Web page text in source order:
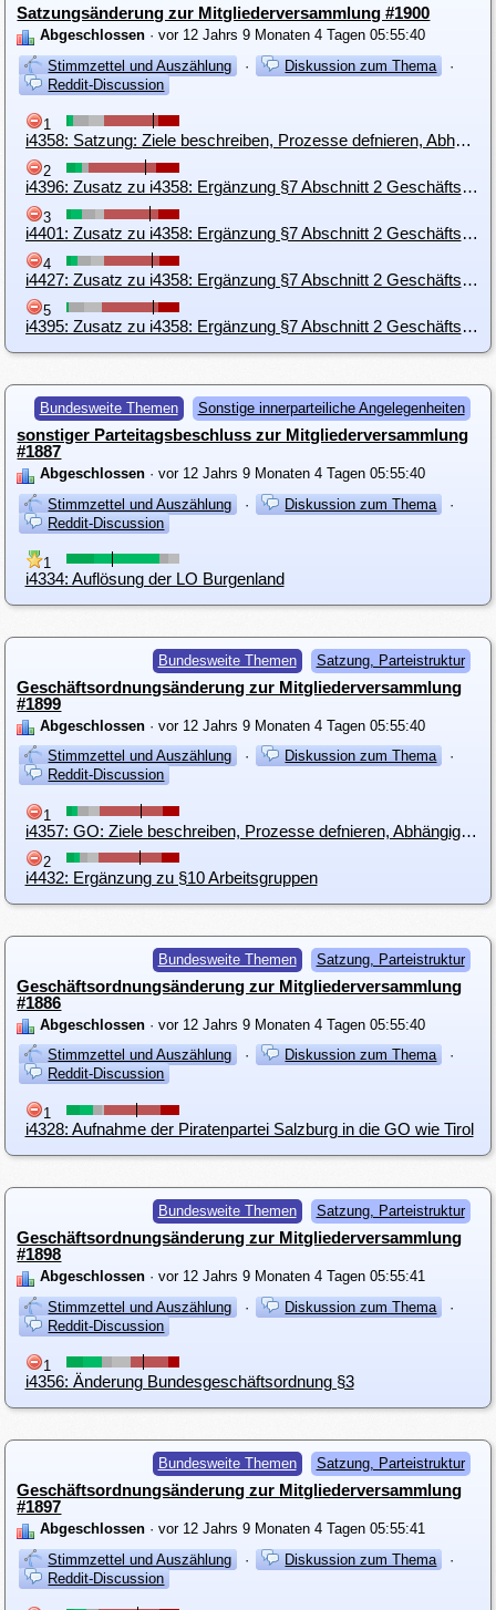
Satzungsänderung zur Mitgliederversammlung #1900
Abgeschlossen · vor 12 Jahrs 9 Monaten 4 Tagen 05:55:40
Stimmzettel und Auszählung
· Diskussion zum Thema
·
Reddit-Discussion
1
i4358: Satzung: Ziele beschreiben, Prozesse defnieren, Abhängigkeiten festlegen , danach Werkzeuge einsetzen
2
i4396: Zusatz zu i4358: Ergänzung §7 Abschnitt 2 Geschäftsordnungen
3
i4401: Zusatz zu i4358: Ergänzung §7 Abschnitt 2 Geschäftsordnungen (Zusammenfassung i4395 u. i4396)
4
i4427: Zusatz zu i4358: Ergänzung §7 Abschnitt 2 Geschäftsordnungen (LDO nur BGV, BGV nur BGV und LDO)
5
i4395: Zusatz zu i4358: Ergänzung §7 Abschnitt 2 Geschäftsordnungen
Bundesweite Themen Sonstige innerparteiliche Angelegenheiten
sonstiger Parteitagsbeschluss zur Mitgliederversammlung
#1887
Abgeschlossen · vor 12 Jahrs 9 Monaten 4 Tagen 05:55:40
Stimmzettel und Auszählung
· Diskussion zum Thema
·
Reddit-Discussion
1
i4334: Auflösung der LO Burgenland
Bundesweite Themen Satzung, Parteistruktur
Geschäftsordnungsänderung zur Mitgliederversammlung
#1899
Abgeschlossen · vor 12 Jahrs 9 Monaten 4 Tagen 05:55:40
Stimmzettel und Auszählung
· Diskussion zum Thema
·
Reddit-Discussion
1
i4357: GO: Ziele beschreiben, Prozesse defnieren, Abhängigkeiten festlegen , danach Werkzeuge einsetzen
2
i4432: Ergänzung zu §10 Arbeitsgruppen
Bundesweite Themen Satzung, Parteistruktur
Geschäftsordnungsänderung zur Mitgliederversammlung
#1886
Abgeschlossen · vor 12 Jahrs 9 Monaten 4 Tagen 05:55:40
Stimmzettel und Auszählung
· Diskussion zum Thema
·
Reddit-Discussion
1
i4328: Aufnahme der Piratenpartei Salzburg in die GO wie Tirol
Bundesweite Themen Satzung, Parteistruktur
Geschäftsordnungsänderung zur Mitgliederversammlung
#1898
Abgeschlossen · vor 12 Jahrs 9 Monaten 4 Tagen 05:55:41
Stimmzettel und Auszählung
· Diskussion zum Thema
·
Reddit-Discussion
1
i4356: Änderung Bundesgeschäftsordnung §3
Bundesweite Themen Satzung, Parteistruktur
Geschäftsordnungsänderung zur Mitgliederversammlung
#1897
Abgeschlossen · vor 12 Jahrs 9 Monaten 4 Tagen 05:55:41
Stimmzettel und Auszählung
· Diskussion zum Thema
·
Reddit-Discussion